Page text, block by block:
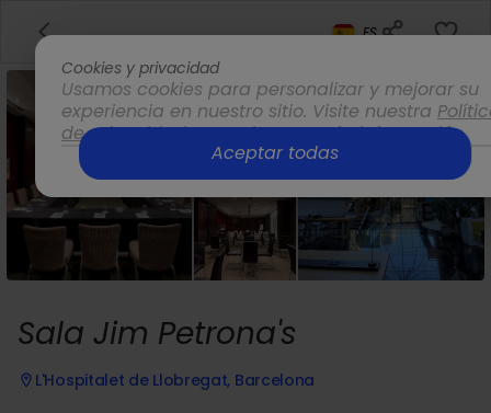
ES
Sala Jim Petrona's
L'Hospitalet de Llobregat, Barcelona
Cookies y privacidad
Usamos cookies para personalizar y mejorar su
experiencia en nuestro sitio. Visite nuestra
de privacidadpara obtener más información.
Opciones
Aceptar todas